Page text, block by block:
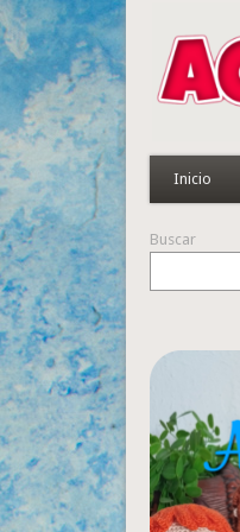
Inicio
Buscar